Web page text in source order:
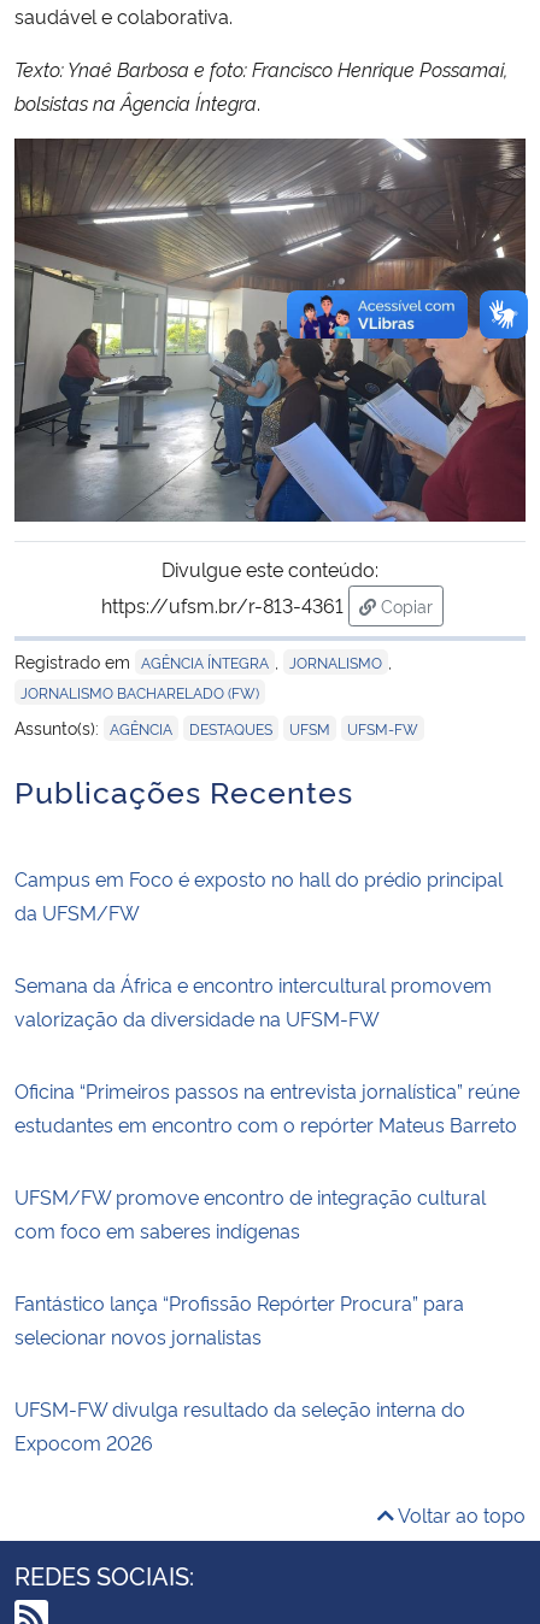
saudável e colaborativa.
Texto: Ynaê Barbosa e foto: Francisco Henrique Possamai,
bolsistas na Âgencia Íntegra.
Divulgue este conteúdo:
https://ufsm.br/r-813-4361
Copiar
para área de
Registrado em AGÊNCIA ÍNTEGRA JORNALISMO
JORNALISMO BACHARELADO (FW)
Assunto(s): AGÊNCIA DESTAQUES UFSM UFSM-FW
Publicações Recentes
Campus em Foco é exposto no hall do prédio principal
da UFSM/FW
Semana da África e encontro intercultural promovem
valorização da diversidade na UFSM-FW
Oficina “Primeiros passos na entrevista jornalística” reúne
estudantes em encontro com o repórter Mateus Barreto
UFSM/FW promove encontro de integração cultural
com foco em saberes indígenas
Fantástico lança “Profissão Repórter Procura” para
selecionar novos jornalistas
UFSM-FW divulga resultado da seleção interna do
Expocom 2026
Voltar ao topo
REDES SOCIAIS: